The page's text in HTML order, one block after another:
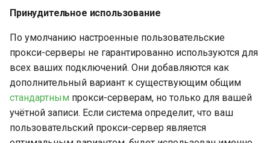
Принудительное использование
По умолчанию настроенные пользовательские
прокси-серверы не гарантированно используются для
всех ваших подключений. Они добавляются как
дополнительный вариант к существующим общим
стандартным прокси-серверам, но только для вашей
учётной записи. Если система определит, что ваш
пользовательский прокси-сервер является